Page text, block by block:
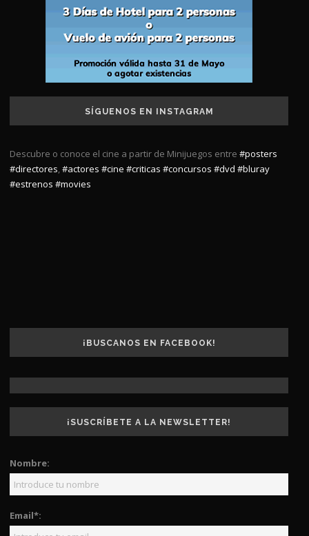
SÍGUENOS EN INSTAGRAM
Descubre o conoce el cine a partir de Minijuegos entre #posters
#directores,#actores #cine #criticas #concursos #dvd #bluray
#estrenos #movies
¡BUSCANOS EN FACEBOOK!
¡SUSCRÍBETE A LA NEWSLETTER!
Nombre:
Email*: